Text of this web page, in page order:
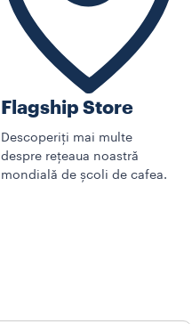
Flagship Store
Descoperiți mai multe
despre rețeaua noastră
mondială de școli de cafea.